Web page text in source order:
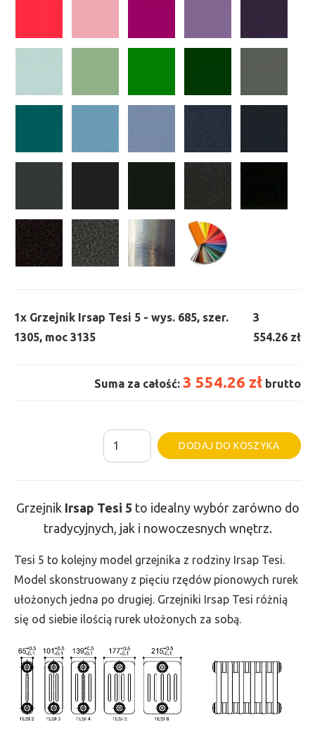
1x Grzejnik Irsap Tesi 5 - wys. 685, szer.
1305, moc 3135
3
554.26 zł
Suma za całość: 3 554.26 zł brutto
ilość
Grzejnik
-
wys.
685,
szer.
1305,
3135
DODAJ DO KOSZYKA
Grzejnik Irsap Tesi 5 to idealny wybór zarówno do
tradycyjnych, jak i nowoczesnych wnętrz.
Tesi 5 to kolejny model grzejnika z rodziny Irsap Tesi.
Model skonstruowany z pięciu rzędów pionowych rurek
ułożonych jedna po drugiej. Grzejniki Irsap Tesi różnią
się od siebie ilością rurek ułożonych za sobą.